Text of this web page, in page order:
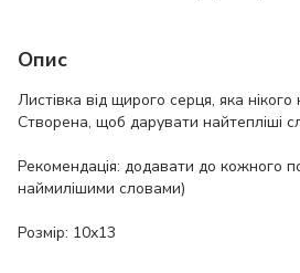
Опис
Листівка від щирого серця, яка
Створена, щоб дарувати найтепліші
Рекомендація: додавати до кожного
наймилішими словами)
Розмір: 10х13